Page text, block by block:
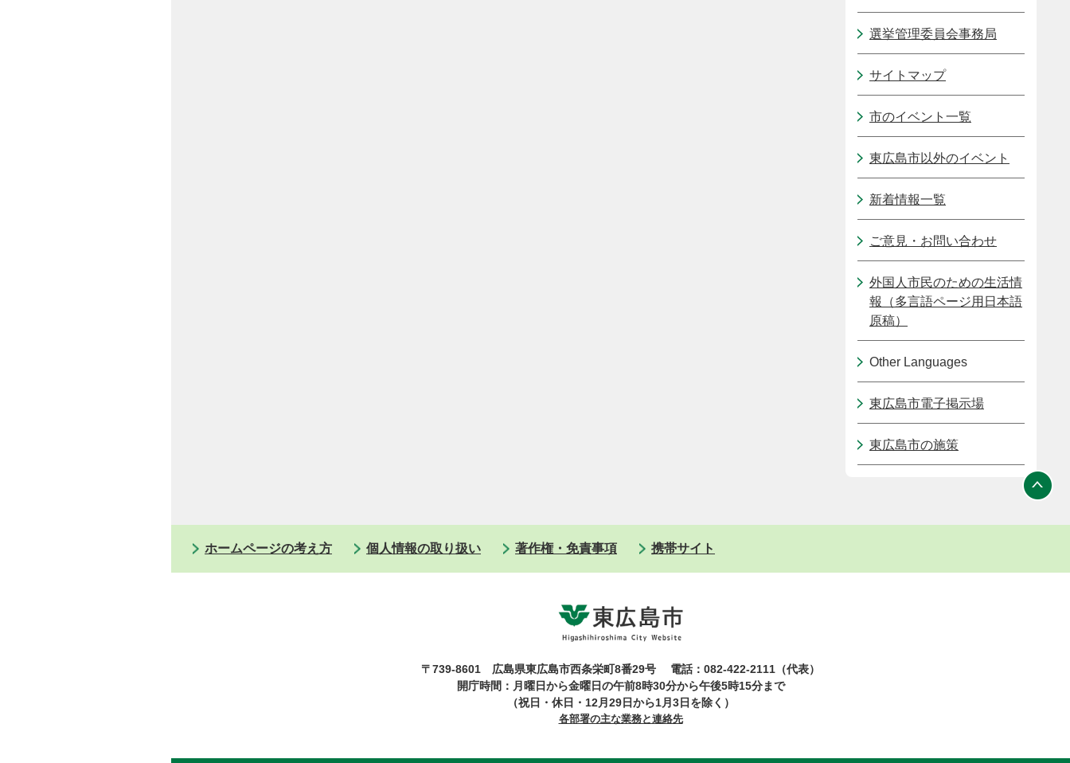
選挙管理委員会事務局
サイトマップ
市のイベント一覧
東広島市以外のイベント
新着情報一覧
ご意見・お問い合わせ
外国人市民のための生活情
報（多言語ページ用日本語
原稿）
Other Languages
東広島市電子掲示場
東広島市の施策
ホームページの考え方 個人情報の取り扱い 著作権・免責事項 携帯サイト
〒739-8601 広島県東広島市西条栄町8番29号
電話：082-422-2111（代表）
開庁時間：月曜日から金曜日の午前8時30分から午後5時15分まで
（祝日・休日・12月29日から1月3日を除く）
各部署の主な業務と連絡先